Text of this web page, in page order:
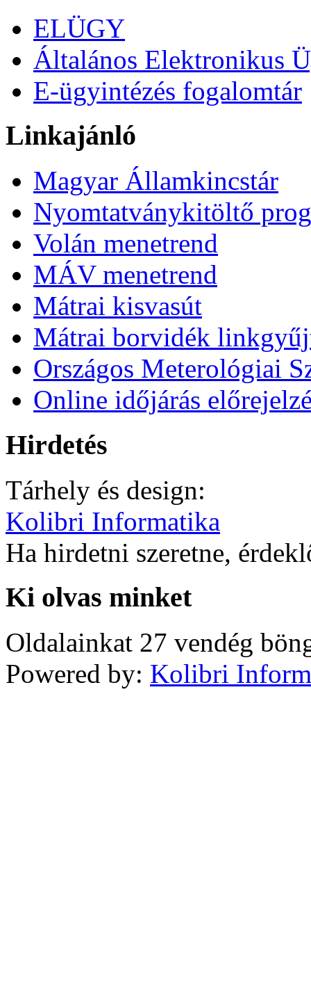
ELÜGY
Általános Elektronikus
E-ügyintézés fogalomtár
Linkajánló
Magyar Államkincstár
Nyomtatványkitöltő
Volán menetrend
MÁV menetrend
Mátrai kisvasút
Mátrai borvidék
Országos Meterológiai
Online időjárás
Hirdetés
Tárhely és design:
Kolibri Informatika
Ha hirdetni szeretne,
Ki olvas minket
Oldalainkat 27 vendég
Powered by: Kolibri